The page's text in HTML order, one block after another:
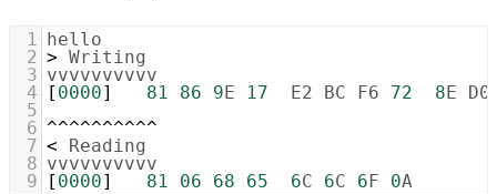
1 hello
2 > Writing
3 vvvvvvvvvv
4
[ 0000] 81 86 9E 17 E2 BC F6 72 8E
D0
5
6 ^^^^^^^^^^
7 <
Reading
8 vvvvvvvvvv
9
[ 0000] 81 06 68 65 6C 6C 6F 0A